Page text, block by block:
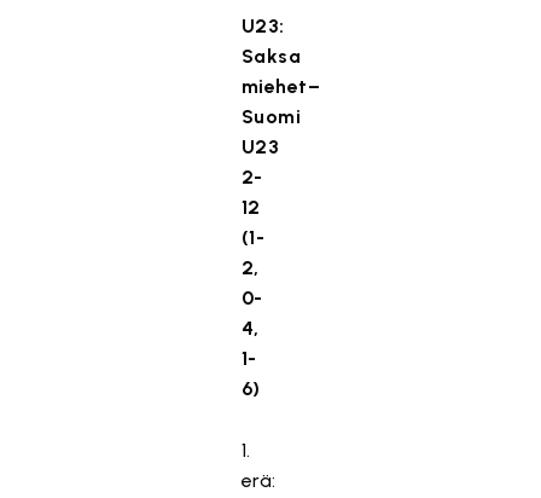
U23:
Saksa
miehet–
Suomi
U23
2-
12
(1-
2,
0-
4,
1-
6)
1.
erä: